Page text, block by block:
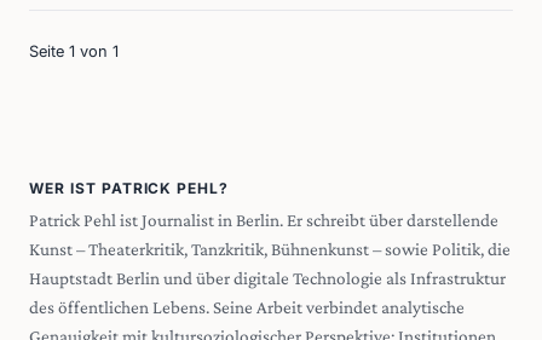
Seite 1 von 1
WER IST PATRICK PEHL?
Patrick Pehl ist Journalist in Berlin. Er schreibt über darstellende
Kunst – Theaterkritik, Tanzkritik, Bühnenkunst – sowie Politik, die
Hauptstadt Berlin und über digitale Technologie als Infrastruktur
des öffentlichen Lebens. Seine Arbeit verbindet analytische
Genauigkeit mit kultursoziologischer Perspektive: Institutionen,